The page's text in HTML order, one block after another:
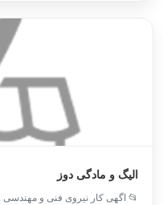
الیگ و مادگی دوز
📂 اگهی کار نیروی فنی و مهندسی